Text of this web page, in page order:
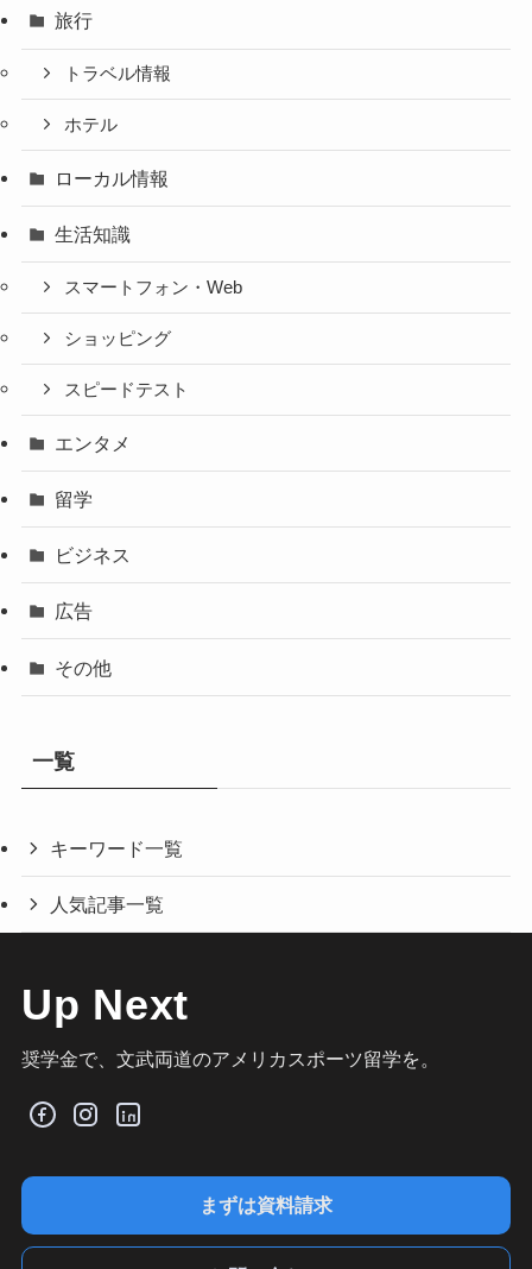
旅行
トラベル情報
ホテル
ローカル情報
生活知識
スマートフォン・Web
ショッピング
スピードテスト
エンタメ
留学
ビジネス
広告
その他
一覧
キーワード一覧
人気記事一覧
Up Next
奨学金で、文武両道のアメリカスポーツ留学を。
まずは資料請求